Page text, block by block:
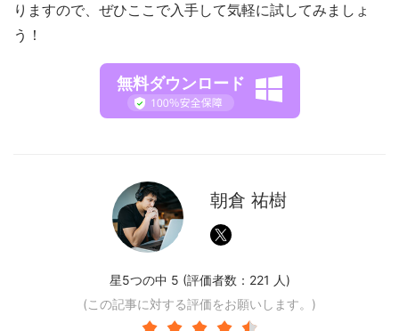
りますので、ぜひここで入手して気軽に試してみましょ
う！
無料ダウンロード
朝倉 祐樹
星5つの中 5 (評価者数： 221 人)
(この記事に対する評価をお願いします。)